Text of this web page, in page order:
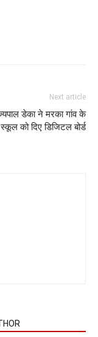
Next article
डेका ने मरका गांव के
स्कूल को दिए डिजिटल बोर्ड